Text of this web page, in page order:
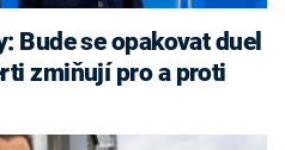
zmiňují pro a proti